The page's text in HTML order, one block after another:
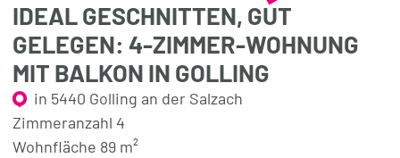
IDEAL GESCHNITTEN, GUT
GELEGEN: 4-ZIMMER-WOHNUNG
MIT BALKON IN GOLLING
in 5440 Golling an der Salzach
Zimmeranzahl 4
Wohnfläche 89 m²